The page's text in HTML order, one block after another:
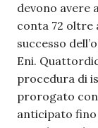
devono avere
conta 72 oltre
successo
Eni.
procedura di
prorogato
anticipato fino